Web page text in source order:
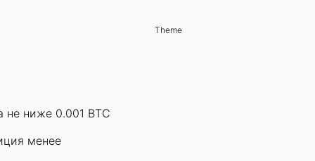
не ниже 0.001 BTC
менее
Theme